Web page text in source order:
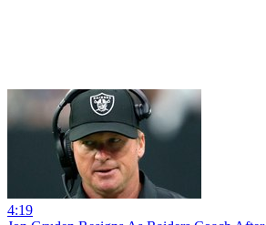
4:19